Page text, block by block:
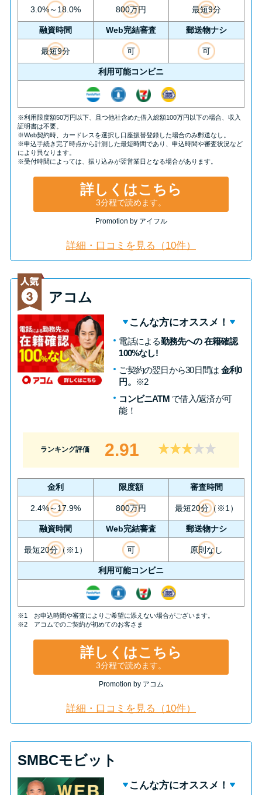
申し込みブラックとは?判断の目
安や審査に通らない理由
ブラックでもお金を借りるに
は？3つの判断基準と工面法
アコムはブラックでも審査に通
方法
アコムとレイクどっちがいい
の？ カードローンの選び方を徹
底解説！
プロミスの返済方法を徹底解
説！ もっとも便利でお得な返済
方法はどれ？
年収が低い＆他社借入があると
落ちる？バンクイックの口コミ
を分析
みずほ銀行カードローンの問い
合わせ先とシーン別の問い合わ
3.0%～18.0% 800万円 最短9分
融資時間 Web完結審査 郵送物ナシ
最短9分 可 可
利用可能コンビニ
※利用限度額50万円以下、且つ他社含めた借入総額100万円以下の場合、収入
証明書は不要。
※Web契約時、カードレスを選択し口座振替登録した場合のみ郵送なし。
※申込手続き完了時点から計測した最短時間であり、申込時間や審査状況など
により異なります。
※受付時間によっては、振り込みが翌営業日となる場合があります。
詳しくはこちら
3分程で読めます。
Promotion by アイフル
詳細・口コミを見る（10件）
アコム
こんな方にオススメ！
電話による勤務先への 在籍確認
100%なし!
ご契約の翌日から30日間は 金利0
円。
※2
コンビニATM で借入/返済が可
能！
ランキング評価 2.91
金利 限度額 審査時間
2.4%～17.9% 800万円 最短20分（※1）
融資時間 Web完結審査 郵送物ナシ
最短20分（※1） 可 原則なし
利用可能コンビニ
※1 お申込時間や審査によりご希望に添えない場合がございます。
※2 アコムでのご契約が初めてのお客さま
詳しくはこちら
3分程で読めます。
Promotion by アコム
詳細・口コミを見る（10件）
SMBCモビット
こんな方にオススメ！